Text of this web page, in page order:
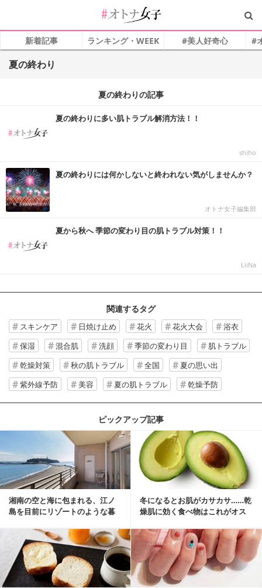
新着記事 ランキング・WEEK #美人好奇心 #
夏の終わり
夏の終わりの記事
夏の終わりに多い肌トラブル解消方法！！
shiho
夏の終わりには何かしないと終われない気がしませんか？
オトナ女子編集部
夏から秋へ 季節の変わり目の肌トラブル対策！！
LiiNa
関連するタグ
スキンケア 日焼け止め 花火 花火大会
浴衣
保湿
混合肌 洗顔 季節の変わり目
肌トラブル
乾燥対策
秋の肌トラブル 全国
夏の思い出
紫外線予防
美容 夏の肌トラブル 乾燥予防
ピックアップ記事
湘南の空と海に包まれる、江ノ
島を目前にリゾートのような暮
冬になるとお肌がカサカサ……乾
燥肌に効く食べ物はこれがオス